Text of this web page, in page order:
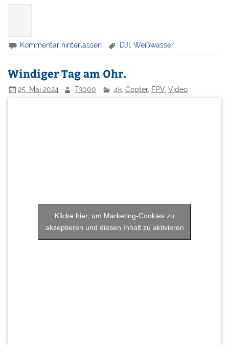
Kommentar hinterlassen DJI ,Weißwasser
Windiger Tag am Ohr.
25. Mai 2024 T3000 4k, Copter, FPV, Video
Klicke hier, um Marketing-Cookies zu
akzeptieren und diesen Inhalt zu aktivieren